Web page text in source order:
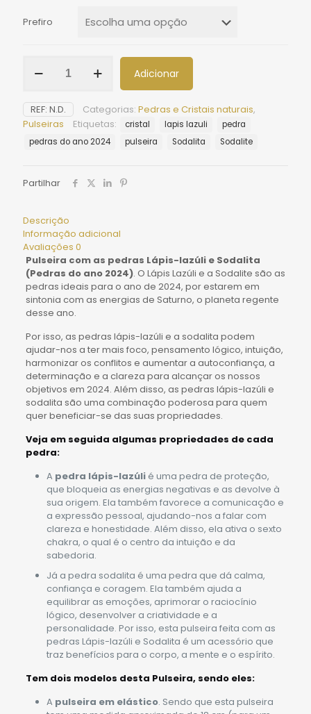
Prefiro
Adicionar
REF: N.D. Categorias: Pedras e Cristais naturais,
Pulseiras
Etiquetas: cristal lapis lazuli
pedra
pedras do ano 2024
pulseira Sodalita Sodalite
Partilhar
Descrição
Informação adicional
Avaliações 0
Pulseira com as pedras Lápis-lazúli e Sodalita
(Pedras do ano 2024). O Lápis Lazúli e a Sodalite são as
pedras ideais para o ano de 2024, por estarem em
sintonia com as energias de Saturno, o planeta regente
desse ano.
Por isso, as pedras lápis-lazúli e a sodalita podem
ajudar-nos a ter mais foco, pensamento lógico, intuição,
harmonizar os conflitos e aumentar a autoconfiança, a
determinação e a clareza para alcançar os nossos
objetivos em 2024. Além disso, as pedras lápis-lazúli e
sodalita são uma combinação poderosa para quem
quer beneficiar-se das suas propriedades.
Veja em seguida algumas propriedades de cada
pedra:
A pedra lápis-lazúlié uma pedra de proteção,
que bloqueia as energias negativas e as devolve à
sua origem. Ela também favorece a comunicação e
a expressão pessoal, ajudando-nos a falar com
clareza e honestidade. Além disso, ela ativa o sexto
chakra, o qual é o centro da intuição e da
sabedoria.
Já a pedra sodalita é uma pedra que dá calma,
confiança e coragem. Ela também ajuda a
equilibrar as emoções, aprimorar o raciocínio
lógico, desenvolver a criatividade e a
personalidade. Por isso, esta pulseira feita com as
pedras Lápis-lazúli e Sodalita é um acessório que
traz benefícios para o corpo, a mente e o espírito.
Tem dois modelos desta Pulseira, sendo eles:
A pulseira em elástico. Sendo que esta pulseira